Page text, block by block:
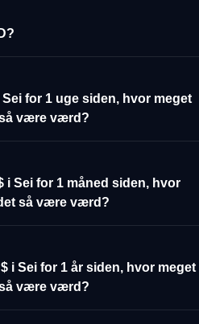
for 1 uge siden, hvor meget
være værd?
i Sei for 1 måned siden, hvor
så være værd?
i Sei for 1 år siden, hvor meget
være værd?